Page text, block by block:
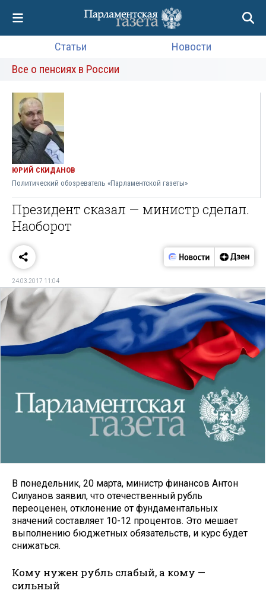
Статьи
Новости
Все о пенсиях в России
ЮРИЙ СКИДАНОВ
Политический обозреватель «Парламентской газеты»
Президент сказал — министр сделал.
Наоборот
24.03.2017 11:04
В понедельник, 20 марта, министр финансов Антон
Силуанов заявил, что отечественный рубль
переоценен, отклонение от фундаментальных
значений составляет 10-12 процентов. Это мешает
выполнению бюджетных обязательств, и курс будет
снижаться.
Кому нужен рубль слабый, а кому —
сильный